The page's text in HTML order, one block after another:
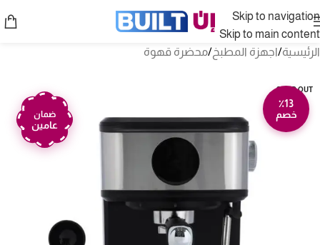
Skip to navigation
Skip to main content
الرئيسية/اجهزة المطبخ/محضرة قهوة
SOLD OUT
٪13
خصم
ضمان
عامين